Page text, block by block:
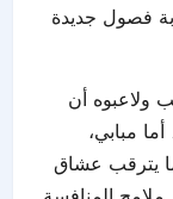
فصول جديدة
ولاعبوه أن
مبابي،
يترقب عشاق